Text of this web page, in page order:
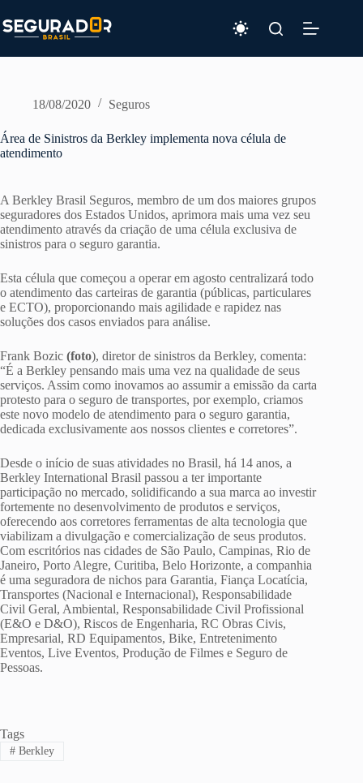
para
o
18/08/2020 Seguros
Área de Sinistros da Berkley implementa nova célula de
atendimento
A Berkley Brasil Seguros, membro de um dos maiores grupos
seguradores dos Estados Unidos, aprimora mais uma vez seu
atendimento através da criação de uma célula exclusiva de
sinistros para o seguro garantia.
Esta célula que começou a operar em agosto centralizará todo
o atendimento das carteiras de garantia (públicas, particulares
e ECTO), proporcionando mais agilidade e rapidez nas
soluções dos casos enviados para análise.
Frank Bozic (foto), diretor de sinistros da Berkley, comenta:
“É a Berkley pensando mais uma vez na qualidade de seus
serviços. Assim como inovamos ao assumir a emissão da carta
protesto para o seguro de transportes, por exemplo, criamos
este novo modelo de atendimento para o seguro garantia,
dedicada exclusivamente aos nossos clientes e corretores”.
Desde o início de suas atividades no Brasil, há 14 anos, a
Berkley International Brasil passou a ter importante
participação no mercado, solidificando a sua marca ao investir
fortemente no desenvolvimento de produtos e serviços,
oferecendo aos corretores ferramentas de alta tecnologia que
viabilizam a divulgação e comercialização de seus produtos.
Com escritórios nas cidades de São Paulo, Campinas, Rio de
Janeiro, Porto Alegre, Curitiba, Belo Horizonte, a companhia
é uma seguradora de nichos para Garantia, Fiança Locatícia,
Transportes (Nacional e Internacional), Responsabilidade
Civil Geral, Ambiental, Responsabilidade Civil Profissional
(E&O e D&O), Riscos de Engenharia, RC Obras Civis,
Empresarial, RD Equipamentos, Bike, Entretenimento
Eventos, Live Eventos, Produção de Filmes e Seguro de
Pessoas.
Tags
#Berkley